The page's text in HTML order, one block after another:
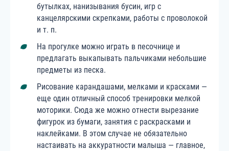
бутылках, нанизывания бусин, игр с
канцелярскими скрепками, работы с проволокой
и т. п.
На прогулке можно играть в песочнице и
предлагать выкапывать пальчиками небольшие
предметы из песка.
Рисование карандашами, мелками и красками —
еще один отличный способ тренировки мелкой
моторики. Сюда же можно отнести вырезание
фигурок из бумаги, занятия с раскрасками и
наклейками. В этом случае не обязательно
настаивать на аккуратности малыша — главное,